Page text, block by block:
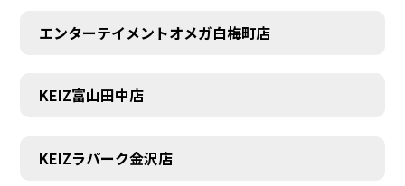
エンターテイメントオメガ白梅町店
KEIZ富山田中店
KEIZラパーク金沢店